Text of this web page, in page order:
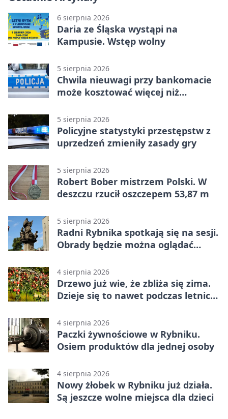
6 sierpnia 2026
Daria ze Śląska wystąpi na
Kampusie. Wstęp wolny
5 sierpnia 2026
Chwila nieuwagi przy bankomacie
może kosztować więcej niż
5 sierpnia 2026
Policyjne statystyki przestępstw z
uprzedzeń zmieniły zasady gry
5 sierpnia 2026
Robert Bober mistrzem Polski. W
deszczu rzucił oszczepem 53,87 m
5 sierpnia 2026
Radni Rybnika spotkają się na sesji.
Obrady będzie można oglądać
4 sierpnia 2026
Drzewo już wie, że zbliża się zima.
Dzieje się to nawet podczas letnich
4 sierpnia 2026
Paczki żywnościowe w Rybniku.
Osiem produktów dla jednej osoby
4 sierpnia 2026
Nowy żłobek w Rybniku już działa.
Są jeszcze wolne miejsca dla dzieci